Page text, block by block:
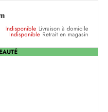
Indisponible Livraison à domicile
Indisponible Retrait en magasin